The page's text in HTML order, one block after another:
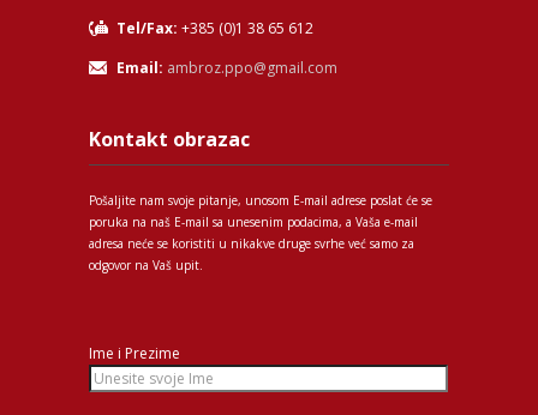
Tel/Fax: +385 (0)1 38 65 612
Email: ambroz.ppo@gmail.com
Kontakt obrazac
Pošaljite nam svoje pitanje, unosom E-mail adrese poslat će se
poruka na naš E-mail sa unesenim podacima, a Vaša e-mail
adresa neće se koristiti u nikakve druge svrhe već samo za
odgovor na Vaš upit.
Ime i Prezime